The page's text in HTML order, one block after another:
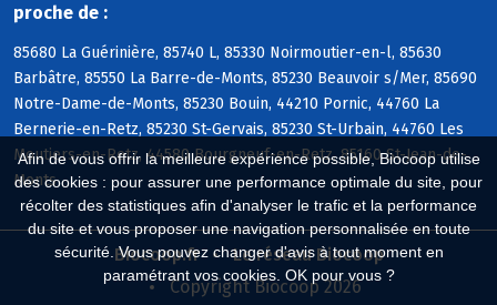
Afin de vous offrir la meilleure expérience possible, Biocoop utilise
des cookies : pour assurer une performance optimale du site, pour
récolter des statistiques afin d'analyser le trafic et la performance
du site et vous proposer une navigation personnalisée en toute
sécurité. Vous pouvez changer d'avis à tout moment en
paramétrant vos cookies. OK pour vous ?
proche de :
85680 La Guérinière, 85740 L, 85330 Noirmoutier-en-l, 85630
Barbâtre, 85550 La Barre-de-Monts, 85230 Beauvoir s/Mer, 85690
Notre-Dame-de-Monts, 85230 Bouin, 44210 Pornic, 44760 La
Bernerie-en-Retz, 85230 St-Gervais, 85230 St-Urbain, 44760 Les
Moutiers-en-Retz, 44580 Bourgneuf-en-Retz, 85160 St-Jean-de-
Monts
Biocoop.fr
Le réseau Biocoop
Copyright Biocoop 2026